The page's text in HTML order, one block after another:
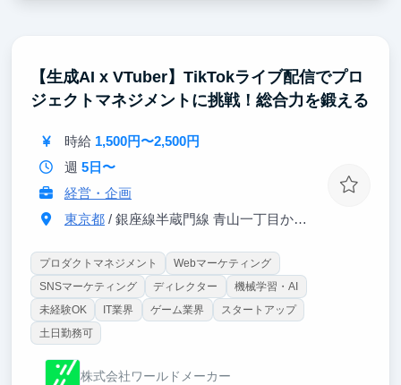
きっちり業務をこなすだけでなく、"攻めのバックオ
将来のキャリアとして、CFOや広報を志望している方
【生成AI x VTuber】TikTokライブ配信でプロ
ジェクトマネジメントに挑戦！総合力を鍛える
時給 1,500円〜2,500円
週 5日〜
経営・企画
東京都/ 銀座線半蔵門線 青山一丁目から3分
プロダクトマネジメント
Webマーケティング
SNSマーケティング
ディレクター
機械学習・AI
未経験OK
IT業界 ゲーム業界
スタートアップ
土日勤務可
株式会社ワールドメーカー